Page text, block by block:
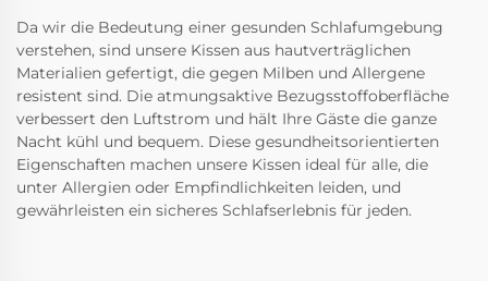
Da wir die Bedeutung einer gesunden Schlafumgebung
verstehen, sind unsere Kissen aus hautverträglichen
Materialien gefertigt, die gegen Milben und Allergene
resistent sind. Die atmungsaktive Bezugsstoffoberfläche
verbessert den Luftstrom und hält Ihre Gäste die ganze
Nacht kühl und bequem. Diese gesundheitsorientierten
Eigenschaften machen unsere Kissen ideal für alle, die
unter Allergien oder Empfindlichkeiten leiden, und
gewährleisten ein sicheres Schlafserlebnis für jeden.